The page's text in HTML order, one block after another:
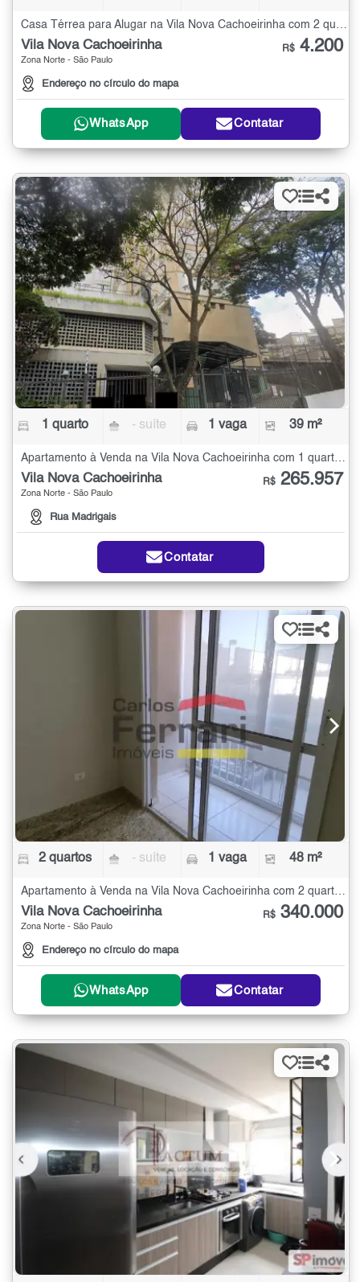
Vila Nova Cachoeirinha
Zona Norte - São Paulo
Endereço no círculo do mapa
R$ 4.200
WhatsApp Contatar
1 quarto - suíte 1 vaga 39 m²
Vila Nova Cachoeirinha
Zona Norte - São Paulo
Rua Madrigais
R$ 265.957
Contatar
2 quartos - suíte 1 vaga 48 m²
Apartamento à Venda na Vila Nova Cachoeirinha com 2 quartos - 48 m²
Vila Nova Cachoeirinha
Zona Norte - São Paulo
Endereço no círculo do mapa
R$ 340.000
WhatsApp Contatar